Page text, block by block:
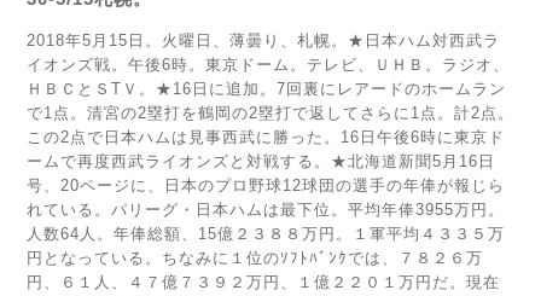
2018年5月15日。火曜日、薄曇り、札幌。★日本ハム対西武ラ
イオンズ戦。午後6時。東京ドーム。テレビ、ＵＨＢ。ラジオ、
ＨＢＣとＳТＶ。★16日に追加。7回裏にレアードのホームラン
で1点。清宮の2塁打を鶴岡の2塁打で返してさらに1点。計2点。
この2点で日本ハムは見事西武に勝った。16日午後6時に東京ド
ームで再度西武ライオンズと対戦する。★北海道新聞5月16日
号、20ページに、日本のプロ野球12球団の選手の年俸が報じら
れている。パリーグ・日本ハムは最下位。平均年俸3955万円。
人数64人。年俸総額、15億２３８８万円。１軍平均４３３５万
円となっている。ちなみに１位のｿﾌﾄﾊﾞﾝｸでは、７８２６万
円、６１人、４７億７３９２万円、１億２２０１万円だ。現在